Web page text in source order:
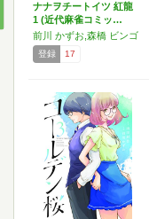
ナナヲチートイツ 紅龍
1 (近代麻雀コミッ…
前川 かずお,森橋 ビンゴ
登録 17